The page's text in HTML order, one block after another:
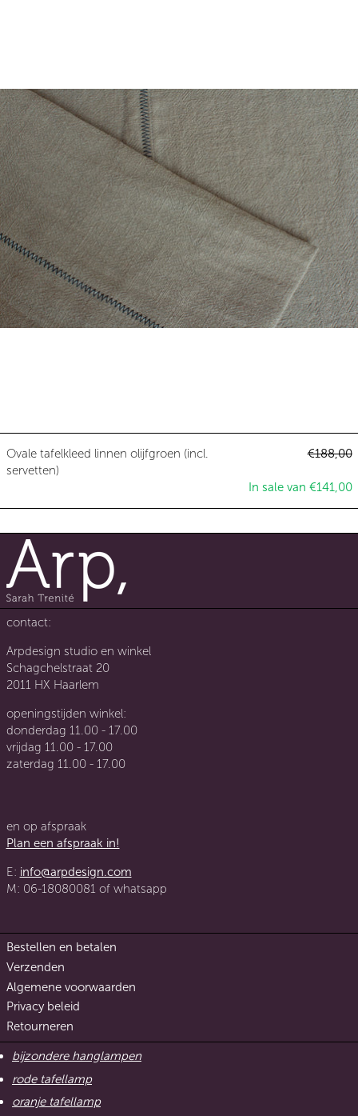
Ovale tafelkleed linnen olijfgroen (incl.
servetten)
Normale
€188,00
In sale van €141,00
contact:
Arpdesign studio en winkel
Schagchelstraat 20
2011 HX Haarlem
openingstijden winkel:
donderdag 11.00 - 17.00
vrijdag 11.00 - 17.00
zaterdag 11.00 - 17.00
en op afspraak
Plan een afspraak in!
E: info@arpdesign.com
M: 06-18080081 of whatsapp
Bestellen en betalen
Verzenden
Algemene voorwaarden
Privacy beleid
Retourneren
bijzondere hanglampen
rode tafellamp
oranje tafellamp